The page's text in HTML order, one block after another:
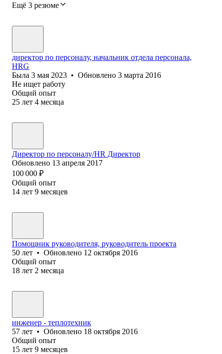
Ещё 3 резюме
директор по персоналу, начальник отдела персонала,
HRG
Была 3 мая 2023 • Обновлено 3 марта 2016
Не ищет работу
Общий опыт
25 лет 4 месяца
Директор по персоналу/HR Директор
Обновлено 13 апреля 2017
100 000 ₽
Общий опыт
14 лет 9 месяцев
Помощник руководителя, руководитель проекта
50 лет • Обновлено 12 октября 2016
Общий опыт
18 лет 2 месяца
инженер - теплотехник
57 лет • Обновлено 18 октября 2016
Общий опыт
15 лет 9 месяцев